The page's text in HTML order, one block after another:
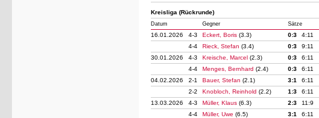
Kreisliga (Rückrunde)
Datum Gegner Sätze
16.01.2026 4-3 Eckert, Boris (3.3) 0:3 4:11
4-4
Rieck, Stefan (3.4) 0:3 9:11
30.01.2026
4-3 Kreische, Marcel (2.3) 0:3 6:11
4-4
Menges, Bernhard (2.4) 0:3 6:11
04.02.2026
2-1 Bauer, Stefan (2.1) 3:1 6:11
2-2
Knobloch, Reinhold (2.2) 1:3 6:11
13.03.2026
4-3 Müller, Klaus (6.3) 2:3 11:9
4-4
Müller, Uwe (6.5) 3:1 6:11